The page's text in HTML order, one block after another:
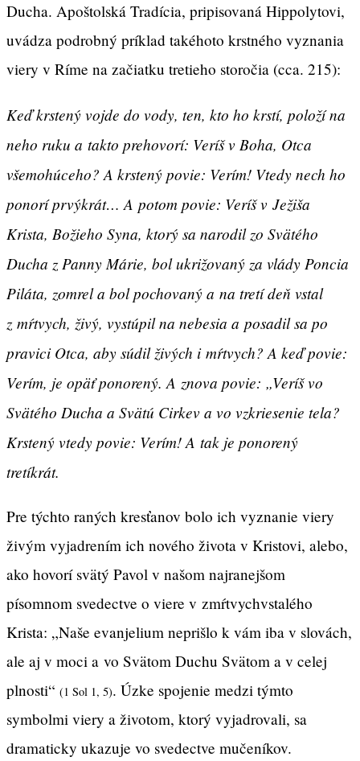
Ducha. Apoštolská Tradícia, pripisovaná Hippolytovi,
uvádza podrobný príklad takéhoto krstného vyznania
viery v Ríme na začiatku tretieho storočia (cca. 215):
Keď krstený vojde do vody, ten, kto ho krstí, položí na
neho ruku a takto prehovorí: Veríš v Boha, Otca
všemohúceho? A krstený povie: Verím! Vtedy nech ho
ponorí prvýkrát… A potom povie: Veríš v Ježiša
Krista, Božieho Syna, ktorý sa narodil zo Svätého
Ducha z Panny Márie, bol ukrižovaný za vlády Poncia
Piláta, zomrel a bol pochovaný a na tretí deň vstal
z mŕtvych, živý, vystúpil na nebesia a posadil sa po
pravici Otca, aby súdil živých i mŕtvych? A keď povie:
Verím, je opäť ponorený. A znova povie: „Veríš vo
Svätého Ducha a Svätú Cirkev a vo vzkriesenie tela?
Krstený vtedy povie: Verím! A tak je ponorený
tretíkrát.
Pre týchto raných kresťanov bolo ich vyznanie viery
živým vyjadrením ich nového života v Kristovi, alebo,
ako hovorí svätý Pavol v našom najranejšom
písomnom svedectve o viere v zmŕtvychvstalého
Krista: „Naše evanjelium neprišlo k vám iba v slovách,
ale aj v moci a vo Svätom Duchu Svätom a v celej
plnosti“ (1 Sol 1, 5). Úzke spojenie medzi týmto
symbolmi viery a životom, ktorý vyjadrovali, sa
dramaticky ukazuje vo svedectve mučeníkov.